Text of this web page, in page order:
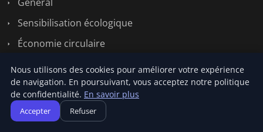
Sensibilisation écologique
Économie circulaire
Énergie renouvelable
Liens utiles
Nous utilisons des cookies pour améliorer votre expérience
de navigation. En poursuivant, vous acceptez notre politique
de confidentialité. En savoir plus
Accepter Refuser